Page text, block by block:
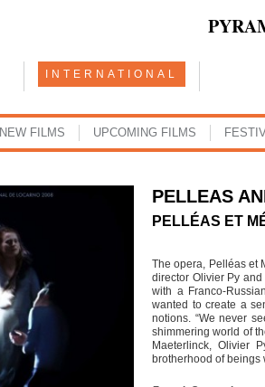
INTERNATIONAL
NEW FILMS UPCOMING FILMS
PELLEAS
PELLÉAS ET
The opera, Pelléas et
director Olivier Py
with a Franco-
wanted to create a
notions. “We never
shimmering world of
Maeterlinck, Olivier
brotherhood of beings